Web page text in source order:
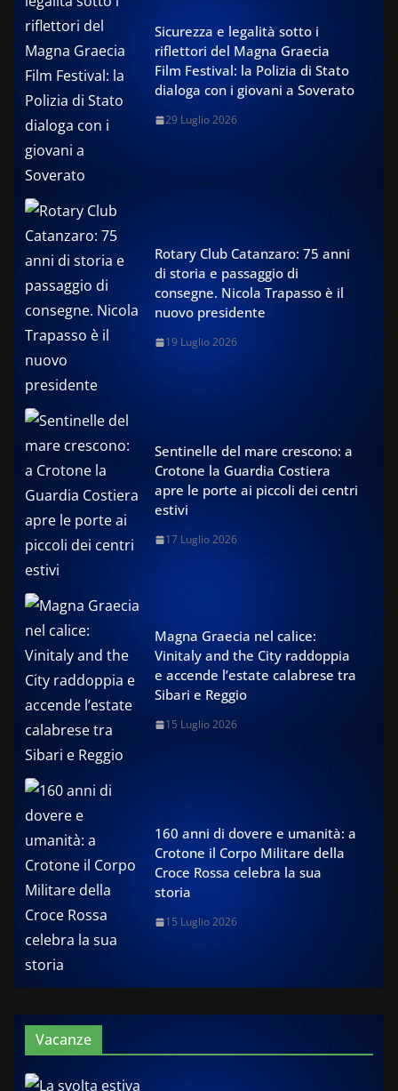
Sicurezza e legalità sotto i
riflettori del Magna Graecia
Film Festival: la Polizia di Stato
dialoga con i giovani a Soverato
29 Luglio 2026
Rotary Club Catanzaro: 75 anni
di storia e passaggio di
consegne. Nicola Trapasso è il
nuovo presidente
19 Luglio 2026
Sentinelle del mare crescono: a
Crotone la Guardia Costiera
apre le porte ai piccoli dei centri
estivi
17 Luglio 2026
Magna Graecia nel calice:
Vinitaly and the City raddoppia
e accende l’estate calabrese tra
Sibari e Reggio
15 Luglio 2026
160 anni di dovere e umanità: a
Crotone il Corpo Militare della
Croce Rossa celebra la sua
storia
15 Luglio 2026
Vacanze